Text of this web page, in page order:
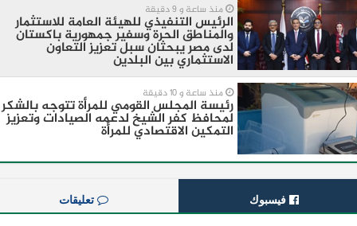
منذ ساعة و 9 دقيقة
الرئيس التنفيذي للهيئة العامة للاستثمار
والمناطق الحرة وسفير جمهورية باكستان
لدى مصر يبحثان سبل تعزيز التعاون
الاستثماري بين البلدين
منذ ساعة و 10 دقيقة
رئيسة المجلس القومي للمرأة تتوجه بالشكر
لمحافظ كفر الشيخ لدعمه الصيادات وتعزيز
التمكين الاقتصادي للمرأة
فيسبوك تعليقات